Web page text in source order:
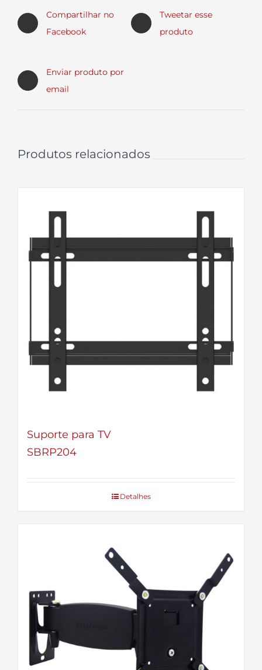
Compartilhar no
Facebook
Tweetar esse
produto
Enviar produto por
email
Produtos relacionados
Suporte para TV
SBRP204
Detalhes